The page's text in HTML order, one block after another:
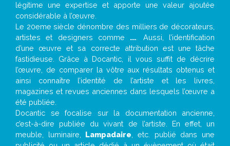
légitime une expertise et apporte une valeur ajoutée
considérable à l’œuvre.
Le 20eme siècle dénombre des milliers de décorateurs,
artistes et designers comme ... . Aussi, l’identification
d’une œuvre et sa correcte attribution est une tâche
fastidieuse. Grâce à Docantic, il vous suffit de décrire
l’œuvre, de comparer la vôtre aux résultats obtenus et
ainsi connaître l’identité de l’artiste et les livres,
magazines et revues anciennes dans lesquels l’œuvre a
été publiée.
Docantic se focalise sur la documentation ancienne,
c’est-à-dire publiée du vivant de l’artiste. En effet, un
meuble, luminaire, Lampadaire , etc. publié dans une